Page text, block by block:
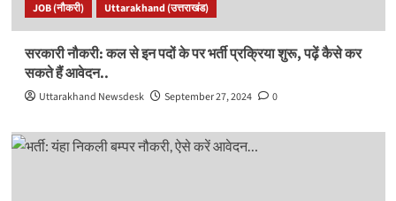
JOB (नौकरी) Uttarakhand (उत्तराखंड)
सरकारी नौकरी: कल से इन पदों के पर भर्ती प्रक्रिया शुरू, पढ़ें कैसे कर
सकते हैं आवेदन..
Uttarakhand Newsdesk September 27, 2024 0